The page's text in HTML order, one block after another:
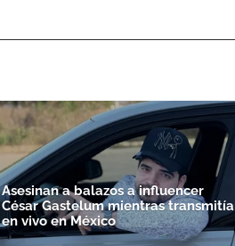
Asesinan a balazos a influencer
César Gastelum mientras transmitía
en vivo en México